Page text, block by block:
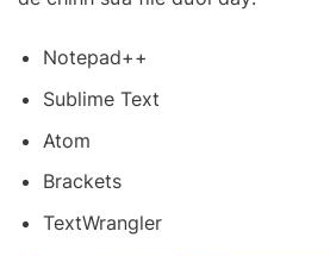
Notepad++
Sublime Text
Atom
Brackets
TextWrangler